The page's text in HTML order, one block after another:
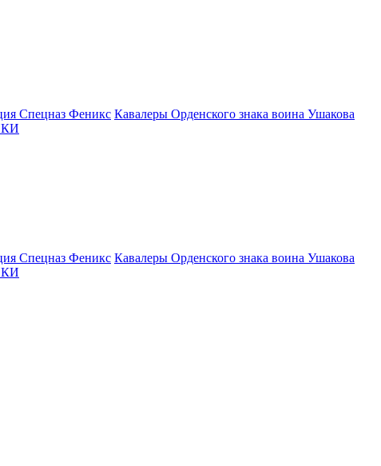
Спецназ Феникс Кавалеры Орденского знака воина Ушакова
Спецназ Феникс Кавалеры Орденского знака воина Ушакова